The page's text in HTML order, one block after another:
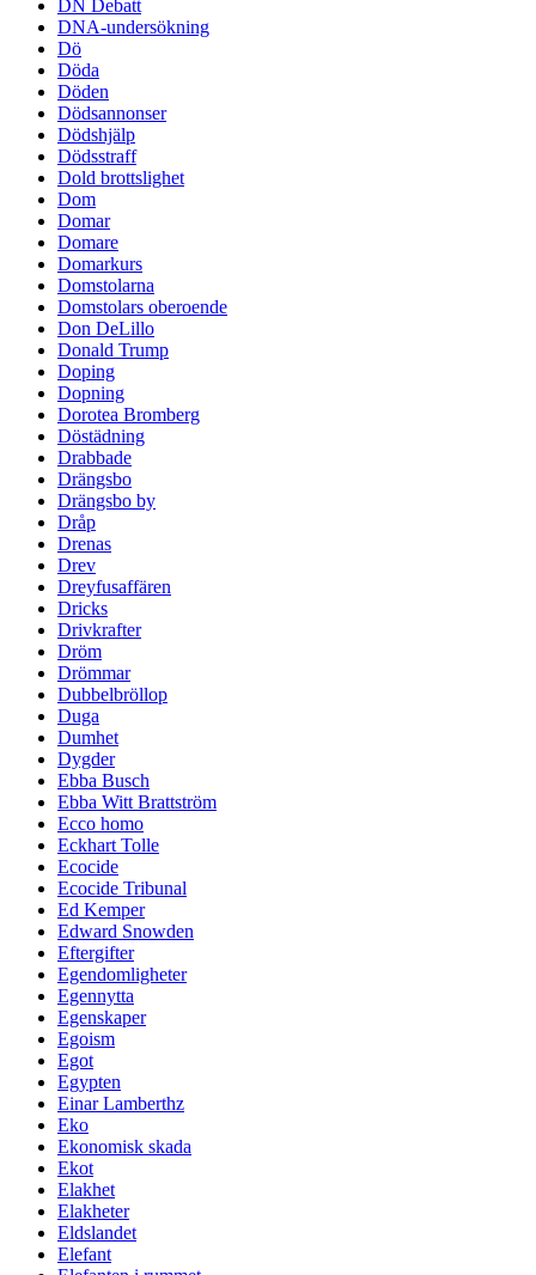
DN Debatt
DNA-undersökning
Dö
Döda
Döden
Dödsannonser
Dödshjälp
Dödsstraff
Dold brottslighet
Dom
Domar
Domare
Domarkurs
Domstolarna
Domstolars oberoende
Don DeLillo
Donald Trump
Doping
Dopning
Dorotea Bromberg
Döstädning
Drabbade
Drängsbo
Drängsbo by
Dråp
Drenas
Drev
Dreyfusaffären
Dricks
Drivkrafter
Dröm
Drömmar
Dubbelbröllop
Duga
Dumhet
Dygder
Ebba Busch
Ebba Witt Brattström
Ecco homo
Eckhart Tolle
Ecocide
Ecocide Tribunal
Ed Kemper
Edward Snowden
Eftergifter
Egendomligheter
Egennytta
Egenskaper
Egoism
Egot
Egypten
Einar Lamberthz
Eko
Ekonomisk skada
Ekot
Elakhet
Elakheter
Eldslandet
Elefant